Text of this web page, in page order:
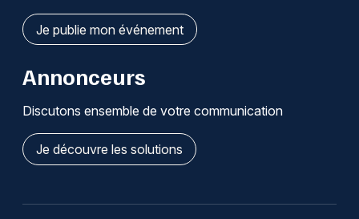
Je publie mon événement
Annonceurs
Discutons ensemble de votre communication
Je découvre les solutions